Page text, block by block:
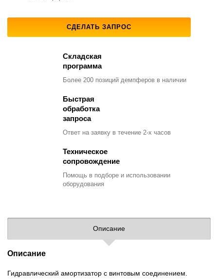
СДЕЛАТЬ ЗАПРОС
Складская
программа
Более 200 позиций демпферов в наличии
Быстрая
обработка
запроса
Ответ на заявку в течение 2-х часов
Техническое
сопровождение
Помощь в подборе и использовании
оборудования
Описание
Описание
Гидравлический амортизатор с винтовым соединением.